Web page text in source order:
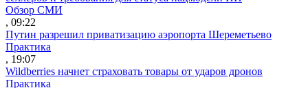
Обзор СМИ
, 09:22
Путин разрешил приватизацию аэропорта Шереметьево
Практика
, 19:07
Wildberries начнет страховать товары от ударов дронов
Практика